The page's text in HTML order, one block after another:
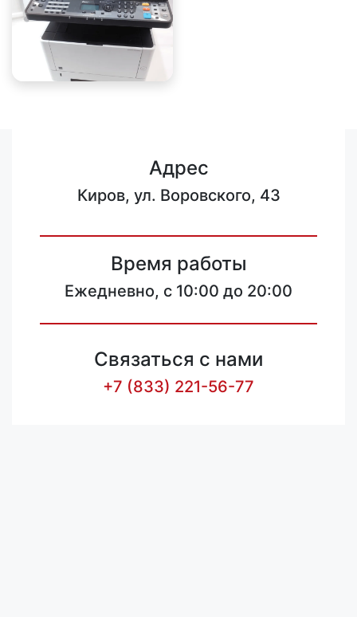
Адрес
Киров, ул. Воровского, 43
Время работы
Ежедневно, с 10:00 до 20:00
Связаться с нами
+7 (833) 221-56-77